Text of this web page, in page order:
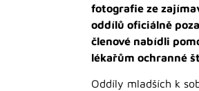
fotografie ze
oddílů oficiálně
členové nabídli
lékařům ochranné
Oddíly mladších k